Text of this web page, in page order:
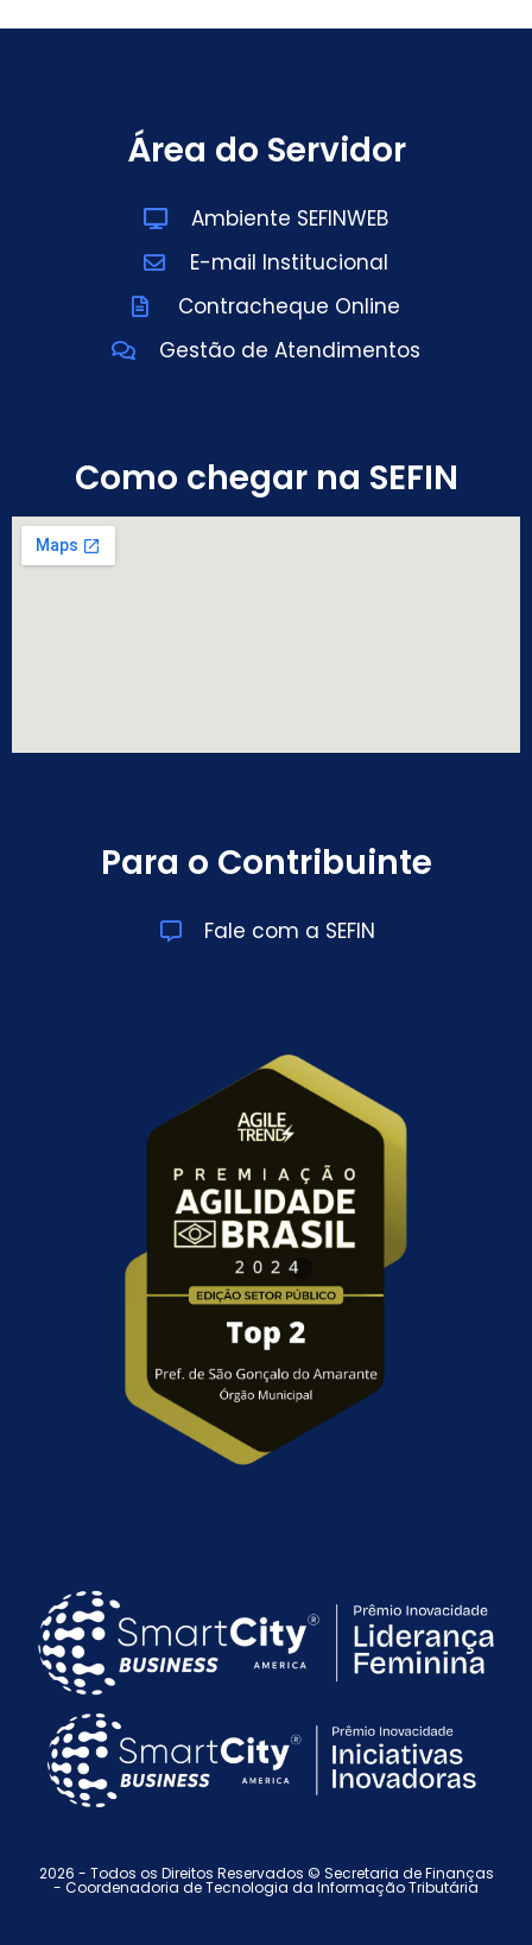
Área do Servidor
Ambiente SEFINWEB
E-mail Institucional
Contracheque Online
Gestão de Atendimentos
Como chegar na SEFIN
Para o Contribuinte
Fale com a SEFIN
2026 - Todos os Direitos Reservados © Secretaria de Finanças
- Coordenadoria de Tecnologia da Informação Tributária